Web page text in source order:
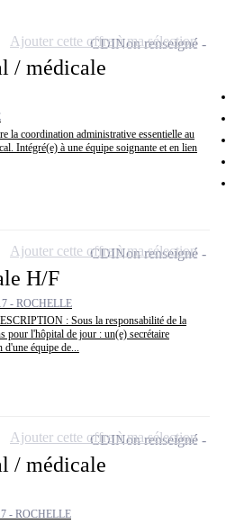
/ médicale
la coordination administrative essentielle au
Intégré(e) à une équipe soignante et en lien
CDINon renseigné
Ajouter cette offre à ma sélection
H/F
- ROCHELLE
: Sous la responsabilité de la
l'hôpital de jour : un(e) secrétaire
équipe de...
CDINon renseigné
Ajouter cette offre à ma sélection
/ médicale
- ROCHELLE
CDINon renseigné
Ajouter cette offre à ma sélection